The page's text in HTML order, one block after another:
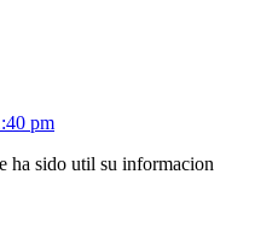
pm
ha sido util su informacion